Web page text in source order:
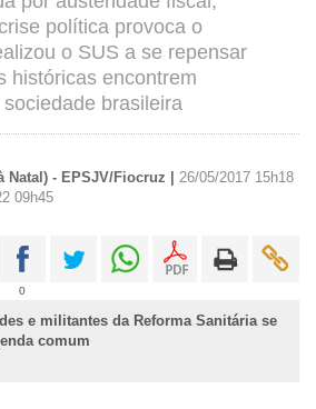
política provoca o
o SUS a se repensar
históricas encontrem
brasileira
Natal) - EPSJV/Fiocruz | 26/05/2017 15h18
09h45
0
e militantes da Reforma Sanitária se
comum